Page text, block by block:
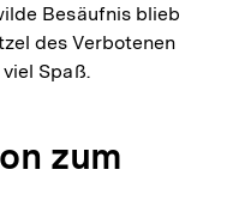
Besäufnis blieb
des Verbotenen
Spaß.
zum